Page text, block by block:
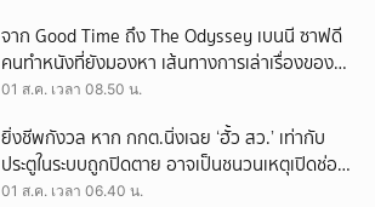
จาก Good Time ถึง The Odyssey เบนนี ซาฟดี
คนทำหนังที่ยังมองหา เส้นทางการเล่าเรื่องของตัว
เอง
01 ส.ค. เวลา 08.50 น.
ยิ่งชีพกังวล หาก กกต.นิ่งเฉย ‘ฮั้ว สว.’ เท่ากับ
ประตูในระบบถูกปิดตาย อาจเป็นชนวนเหตุเปิดช่อง
‘ลงถนน’
01 ส.ค. เวลา 06.40 น.